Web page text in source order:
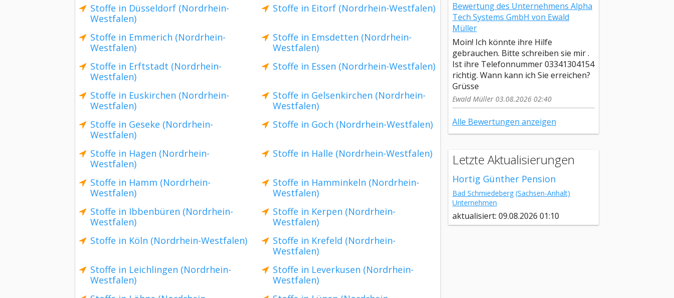
Stoffe in Düsseldorf (Nordrhein-
Westfalen)
Stoffe in Eitorf (Nordrhein-Westfalen)
Stoffe in Emmerich (Nordrhein-
Westfalen)
Stoffe in Emsdetten (Nordrhein-
Westfalen)
Stoffe in Erftstadt (Nordrhein-
Westfalen)
Stoffe in Essen (Nordrhein-Westfalen)
Stoffe in Euskirchen (Nordrhein-
Westfalen)
Stoffe in Gelsenkirchen (Nordrhein-
Westfalen)
Stoffe in Geseke (Nordrhein-
Westfalen)
Stoffe in Goch (Nordrhein-Westfalen)
Stoffe in Hagen (Nordrhein-
Westfalen)
Stoffe in Halle (Nordrhein-Westfalen)
Stoffe in Hamm (Nordrhein-
Westfalen)
Stoffe in Hamminkeln (Nordrhein-
Westfalen)
Stoffe in Ibbenbüren (Nordrhein-
Westfalen)
Stoffe in Kerpen (Nordrhein-
Westfalen)
Stoffe in Köln (Nordrhein-Westfalen)
Stoffe in Krefeld (Nordrhein-
Westfalen)
Stoffe in Leichlingen (Nordrhein-
Westfalen)
Stoffe in Leverkusen (Nordrhein-
Westfalen)
Bewertung des Unternehmens Alpha
Tech Systems GmbH von Ewald
Müller
Moin! Ich könnte ihre Hilfe
gebrauchen. Bitte schreiben sie mir .
Ist ihre Telefonnummer 03341304154
richtig. Wann kann ich Sie erreichen?
Grüsse
Ewald Müller 03.08.2026 02:40
Alle Bewertungen anzeigen
Letzte Aktualisierungen
Hortig Günther Pension
Bad Schmiedeberg (Sachsen-Anhalt)
Unternehmen
aktualisiert: 09.08.2026 01:10